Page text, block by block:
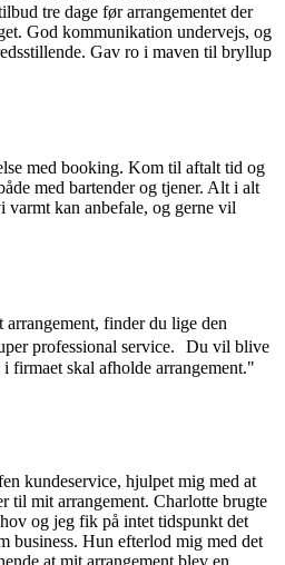
tre dage før arrangementet der
God kommunikation undervejs, og
Gav ro i maven til bryllup
med booking. Kom til aftalt tid og
med bartender og tjener. Alt i alt
varmt kan anbefale, og gerne vil
finder du lige den
professional service. Du vil blive
firmaet skal afholde arrangement."
kundeservice, hjulpet mig med at
til mit arrangement. Charlotte brugte
og jeg fik på intet tidspunkt det
business. Hun efterlod mig med det
at mit arrangement blev en